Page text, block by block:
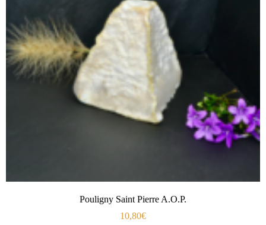
Pouligny Saint Pierre A.O.P.
10,80€